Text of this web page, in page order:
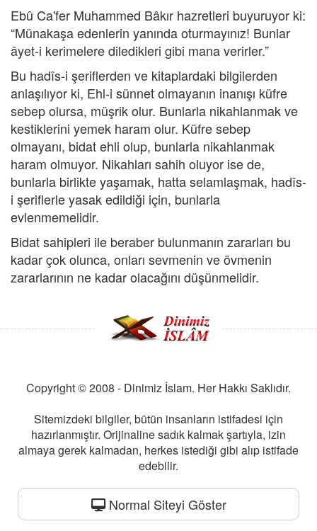
Ebû Ca'fer Muhammed Bâkır hazretleri buyuruyor ki:
“Münakaşa edenlerin yanında oturmayınız! Bunlar
âyet-i kerimelere diledikleri gibi mana verirler.”
Bu hadîs-i şeriflerden ve kitaplardaki bilgilerden
anlaşılıyor ki, Ehl-i sünnet olmayanın inanışı küfre
sebep olursa, müşrik olur. Bunlarla nikahlanmak ve
kestiklerini yemek haram olur. Küfre sebep
olmayanı, bidat ehli olup, bunlarla nikahlanmak
haram olmuyor. Nikahları sahih oluyor ise de,
bunlarla birlikte yaşamak, hatta selamlaşmak, hadîs-
i şeriflerle yasak edildiği için, bunlarla
evlenmemelidir.
Bidat sahipleri ile beraber bulunmanın zararları bu
kadar çok olunca, onları sevmenin ve övmenin
zararlarının ne kadar olacağını düşünmelidir.
Copyright © 2008 - Dinimiz İslam. Her Hakkı Saklıdır.
Sitemizdeki bilgiler, bütün insanların istifadesi için
hazırlanmıştır. Orijinaline sadık kalmak şartıyla, izin
almaya gerek kalmadan, herkes istediği gibi alıp istifade
edebilir.
Normal Siteyi Göster